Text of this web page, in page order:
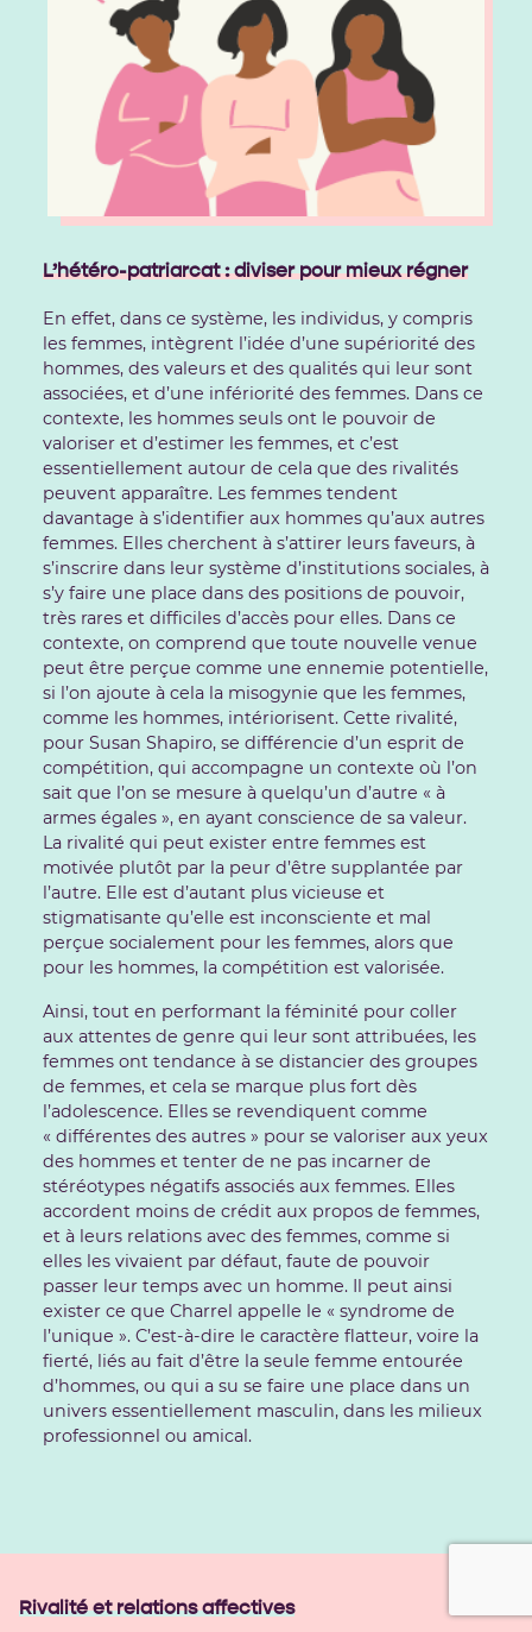
L’hétéro-patriarcat : diviser pour mieux régner
En effet, dans ce système, les individus, y compris
les femmes, intègrent l’idée d’une supériorité des
hommes, des valeurs et des qualités qui leur sont
associées, et d’une infériorité des femmes. Dans ce
contexte, les hommes seuls ont le pouvoir de
valoriser et d’estimer les femmes, et c’est
essentiellement autour de cela que des rivalités
peuvent apparaître. Les femmes tendent
davantage à s’identifier aux hommes qu’aux autres
femmes. Elles cherchent à s’attirer leurs faveurs, à
s’inscrire dans leur système d’institutions sociales, à
s’y faire une place dans des positions de pouvoir,
très rares et difficiles d’accès pour elles. Dans ce
contexte, on comprend que toute nouvelle venue
peut être perçue comme une ennemie potentielle,
si l’on ajoute à cela la misogynie que les femmes,
comme les hommes, intériorisent. Cette rivalité,
pour Susan Shapiro, se différencie d’un esprit de
compétition, qui accompagne un contexte où l’on
sait que l’on se mesure à quelqu’un d’autre « à
armes égales », en ayant conscience de sa valeur.
La rivalité qui peut exister entre femmes est
motivée plutôt par la peur d’être supplantée par
l’autre. Elle est d’autant plus vicieuse et
stigmatisante qu’elle est inconsciente et mal
perçue socialement pour les femmes, alors que
pour les hommes, la compétition est valorisée.
Ainsi, tout en performant la féminité pour coller
aux attentes de genre qui leur sont attribuées, les
femmes ont tendance à se distancier des groupes
de femmes, et cela se marque plus fort dès
l’adolescence. Elles se revendiquent comme
« différentes des autres » pour se valoriser aux yeux
des hommes et tenter de ne pas incarner de
stéréotypes négatifs associés aux femmes. Elles
accordent moins de crédit aux propos de femmes,
et à leurs relations avec des femmes, comme si
elles les vivaient par défaut, faute de pouvoir
passer leur temps avec un homme. Il peut ainsi
exister ce que Charrel appelle le « syndrome de
l’unique ». C’est-à-dire le caractère flatteur, voire la
fierté, liés au fait d’être la seule femme entourée
d’hommes, ou qui a su se faire une place dans un
univers essentiellement masculin, dans les milieux
professionnel ou amical.
Rivalité et relations affectives